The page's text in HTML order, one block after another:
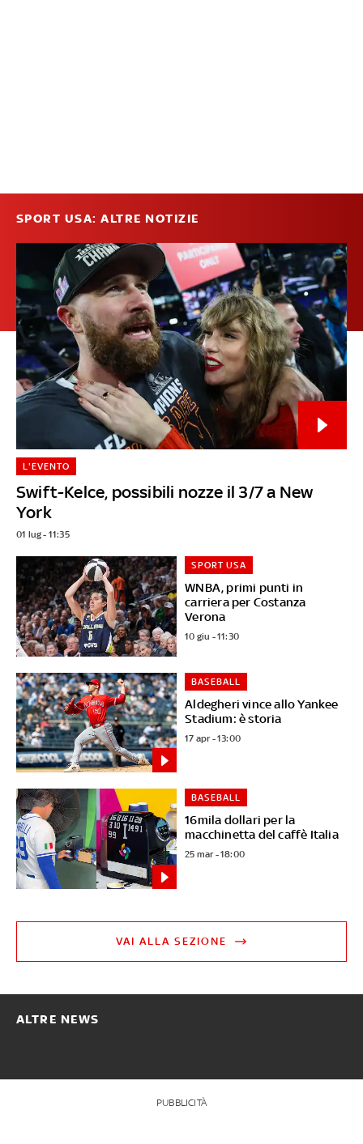
SPORT USA: ALTRE NOTIZIE
Swift-Kelce, possibili nozze il 3/7 a New
York
L'EVENTO
01 lug - 11:35
WNBA, primi punti in
carriera per Costanza
Verona
SPORT USA
10 giu - 11:30
Aldegheri vince allo Yankee
Stadium: è storia
BASEBALL
17 apr - 13:00
16mila dollari per la
macchinetta del caffè Italia
BASEBALL
25 mar - 18:00
VAI ALLA SEZIONE
ALTRE NEWS
PUBBLICITÀ